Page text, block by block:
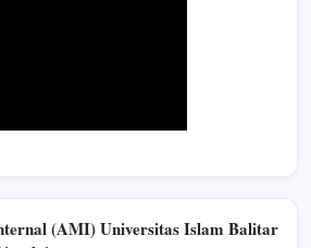
(AMI) Universitas Islam Balitar